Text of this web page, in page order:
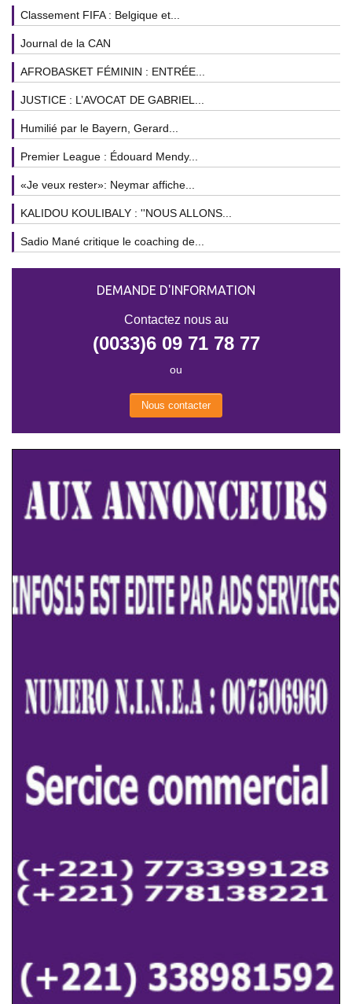
Classement FIFA : Belgique et...
Journal de la CAN
AFROBASKET FÉMININ : ENTRÉE...
JUSTICE : L’AVOCAT DE GABRIEL...
Humilié par le Bayern, Gerard...
Premier League : Édouard Mendy...
«Je veux rester»: Neymar affiche...
KALIDOU KOULIBALY : ''NOUS ALLONS...
Sadio Mané critique le coaching de...
DEMANDE D'INFORMATION
Contactez nous au
(0033)6 09 71 78 77
ou
Nous contacter